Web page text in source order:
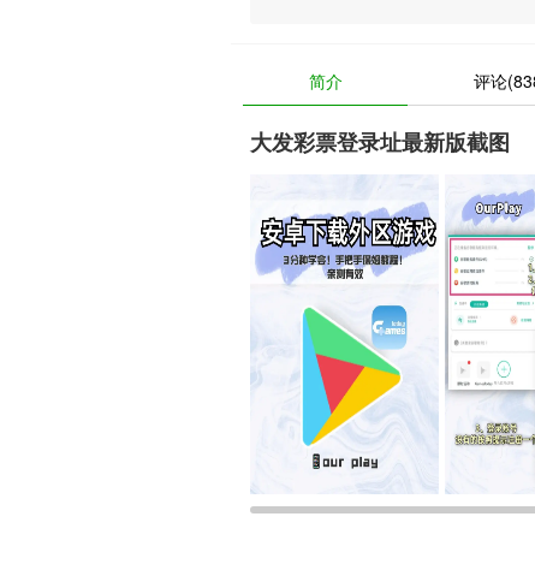
简介 评论
大发彩票登录址最新版截图